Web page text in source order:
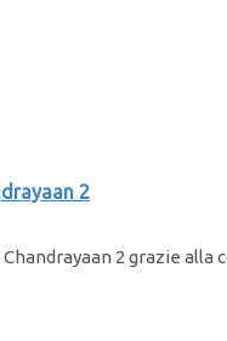
2
2 grazie alla